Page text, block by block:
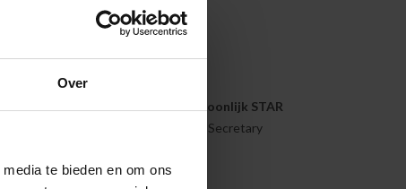
Over
te bieden en om ons
een STAR.
wordt beloond met een
persoonlijk STAR
op, vrij te besteden bij het Secretary